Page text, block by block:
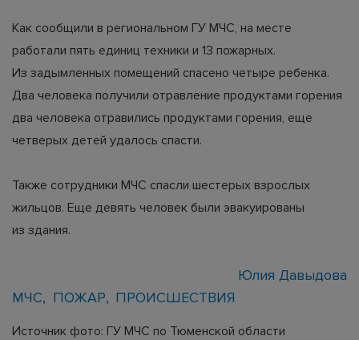
Как сообщили в региональном ГУ МЧС, на месте
работали пять единиц техники и 13 пожарных.
Из задымленных помещений спасено четыре ребенка.
Два человека получили отравление продуктами горения
два человека отравились продуктами горения, еще
четверых детей удалось спасти.
Также сотрудники МЧС спасли шестерых взрослых
жильцов. Еще девять человек были эвакуированы
из здания.
Юлия Давыдова
МЧС
ПОЖАР ПРОИСШЕСТВИЯ
Источник фото: ГУ МЧС по Тюменской области